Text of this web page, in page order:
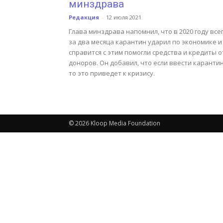
минздрава
Редакция - 12 июля 2021
Глава минздрава напомнил, что в 2020 году
за два месяца карантин ударил по экономике и
справится с этим помогли средства и кредиты
доноров. Он добавил, что если ввести
то это приведет к кризису.
© 2026 Kloop Media Foundation